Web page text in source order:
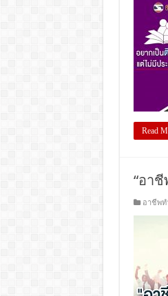
Read
“อา
อาชีพท